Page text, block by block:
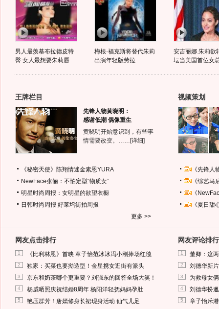
男人最羡慕布拉德皮特
臀 女人最想要朱莉唇
梅根·福克斯将替代朱莉
出演年轻版劳拉
安吉丽娜.朱莉欲
坛当美国首位女
王牌栏目
先锋人物黄晓明：
感谢低潮 偶像重生
黄晓明开始意识到，有些事
情需要改变。…… [详细]
《秘密天使》陈翔情迷金素恩YURA
NewFace张俪：不怕定型“物质女”
明星时尚周报：女明星的欲望衣橱
日韩时尚周报 好莱坞街拍周报
更多 >>
视频策划
《先锋
《综艺
《
《夏日
网友点击排行
1 《比利林恩》首映 章子怡范冰冰冯小刚捧场红毯
2 独家：买菜也要拗造型！金星携女逛街有派头
3 京东和奶茶哪个更重要？刘强东的回答全场大笑！
4 杨威晒照庆祝结婚8周年 杨阳洋轻抚妈妈孕肚
5 艳压群芳！唐嫣修身长裙现身活动 仙气儿足
网友评论排行
1 董卿：这
2 刘德华新
3 为救母女
4 刘德华扮
5 章子怡斥